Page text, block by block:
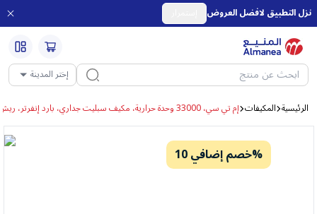
نزل التطبيق لافضل العروض
إختر المدينة
الرئيسية المكيفات إم تي سي، 33000 وحدة حرارية، مكيف سبليت جداري، بارد إنفرتر، ريش ذهبية – MTC36CUT26INV
خصم إضافي 10%